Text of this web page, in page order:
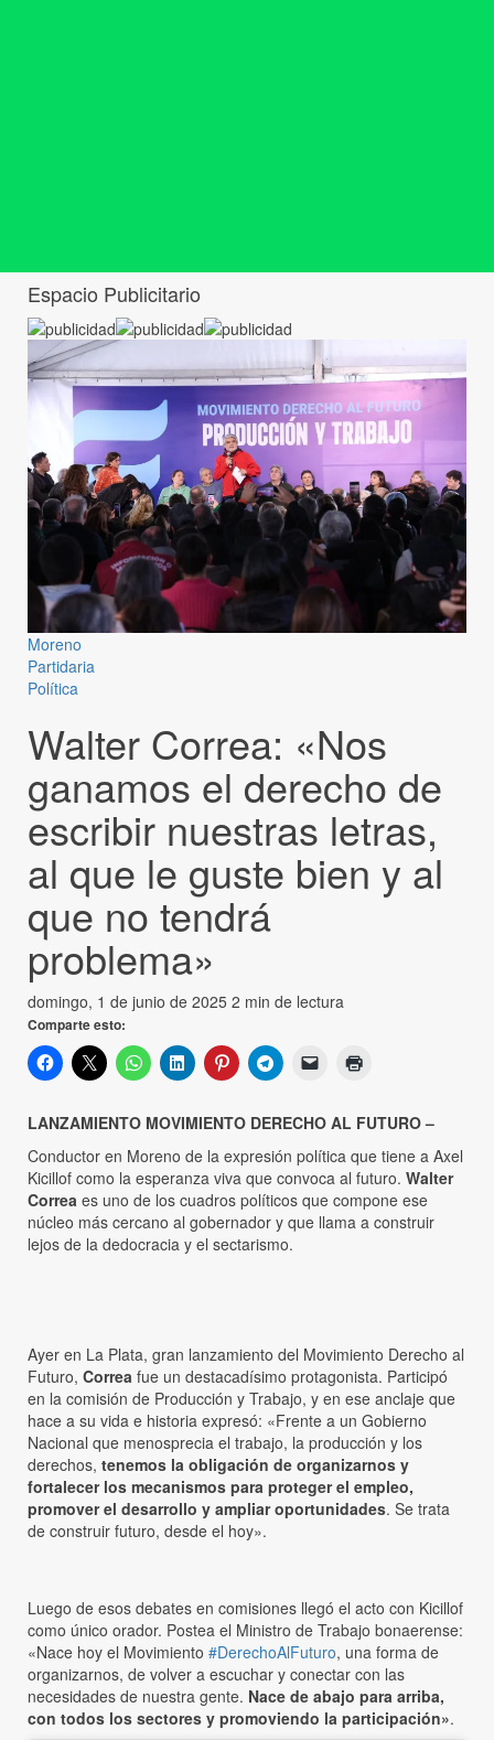
Espacio Publicitario
Moreno
Partidaria
Política
Walter Correa: «Nos
ganamos el derecho de
escribir nuestras letras,
al que le guste bien y al
que no tendrá
problema»
domingo, 1 de junio de 2025 2 min de lectura
Comparte esto:
LANZAMIENTO MOVIMIENTO DERECHO AL FUTURO –
Conductor en Moreno de la expresión política que tiene a Axel
Kicillof como la esperanza viva que convoca al futuro. Walter
Correa es uno de los cuadros políticos que compone ese
núcleo más cercano al gobernador y que llama a construir
lejos de la dedocracia y el sectarismo.
Ayer en La Plata, gran lanzamiento del Movimiento Derecho al
Futuro, Correa fue un destacadísimo protagonista. Participó
en la comisión de Producción y Trabajo, y en ese anclaje que
hace a su vida e historia expresó: «Frente a un Gobierno
Nacional que menosprecia el trabajo, la producción y los
derechos, tenemos la obligación de organizarnos y
fortalecer los mecanismos para proteger el empleo,
promover el desarrollo y ampliar oportunidades. Se trata
de construir futuro, desde el hoy».
Luego de esos debates en comisiones llegó el acto con Kicillof
como único orador. Postea el Ministro de Trabajo bonaerense:
«Nace hoy el Movimiento #DerechoAlFuturo, una forma de
organizarnos, de volver a escuchar y conectar con las
necesidades de nuestra gente. Nace de abajo para arriba,
con todos los sectores y promoviendo la participación».